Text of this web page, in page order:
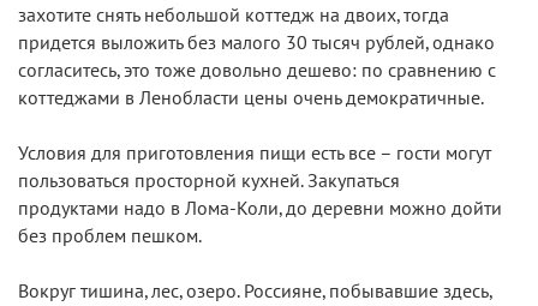
захотите снять небольшой коттедж на двоих, тогда
придется выложить без малого 30 тысяч рублей, однако
согласитесь, это тоже довольно дешево: по сравнению с
коттеджами в Ленобласти цены очень демократичные.
Условия для приготовления пищи есть все – гости могут
пользоваться просторной кухней. Закупаться
продуктами надо в Лома-Коли, до деревни можно дойти
без проблем пешком.
Вокруг тишина, лес, озеро. Россияне, побывавшие здесь,